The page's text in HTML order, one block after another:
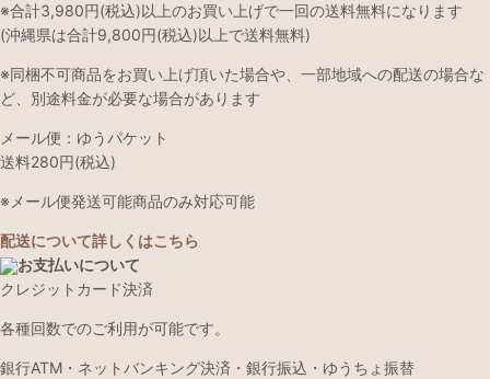
※合計3,980円(税込)以上のお買い上げで一回の送料無料になります
(沖縄県は合計9,800円(税込)以上で送料無料)
※同梱不可商品をお買い上げ頂いた場合や、一部地域への配送の場合な
ど、別途料金が必要な場合があります
メール便：ゆうパケット
送料280円(税込)
※メール便発送可能商品のみ対応可能
配送について詳しくはこちら
お支払いについて
クレジットカード決済
各種回数でのご利用が可能です。
銀行ATM・ネットバンキング決済・銀行振込・ゆうちょ振替